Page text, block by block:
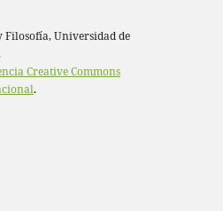
Filosofía, Universidad de
Creative Commons
.